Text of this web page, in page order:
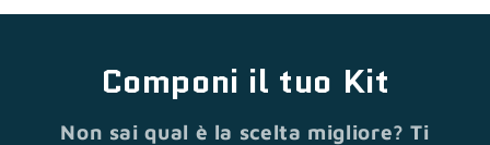
Componi il tuo Kit
Non sai qual è la scelta migliore? Ti